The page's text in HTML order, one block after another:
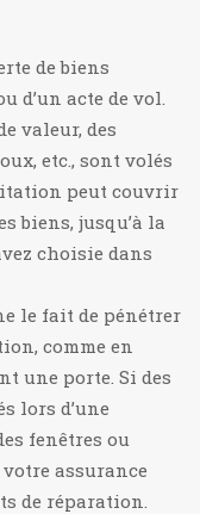
de biens
d’un acte de vol.
valeur, des
etc., sont volés
peut couvrir
biens, jusqu’à la
choisie dans
le fait de pénétrer
comme en
une porte. Si des
lors d’une
fenêtres ou
assurance
de réparation.